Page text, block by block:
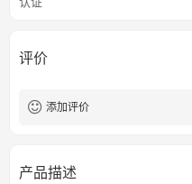
评价
添加评价
产品描述